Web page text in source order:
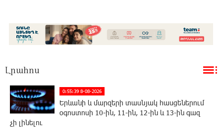
Լրահոս
0:55:39 8-08-2026
Երևանի և մարզերի տասնյակ հասցեներում
օգոստոսի 10-ին, 11-ին, 12-ին և 13-ին գազ
չի լինելու